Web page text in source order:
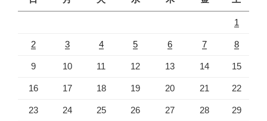
1
2 3 4 5 6 7 8
9 10 11 12 13 14 15
16 17 18 19 20 21 22
23 24 25 26 27 28 29